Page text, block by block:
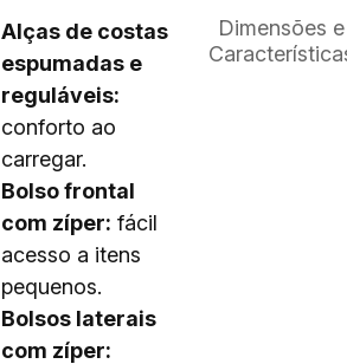
Alças de costas
espumadas e
reguláveis:
conforto ao
carregar.
Bolso frontal
com zíper: fácil
acesso a itens
pequenos.
Bolsos laterais
com zíper:
Dimensões e